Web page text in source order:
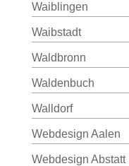
Waiblingen
Waibstadt
Waldbronn
Waldenbuch
Walldorf
Webdesign Aalen
Webdesign Abstatt